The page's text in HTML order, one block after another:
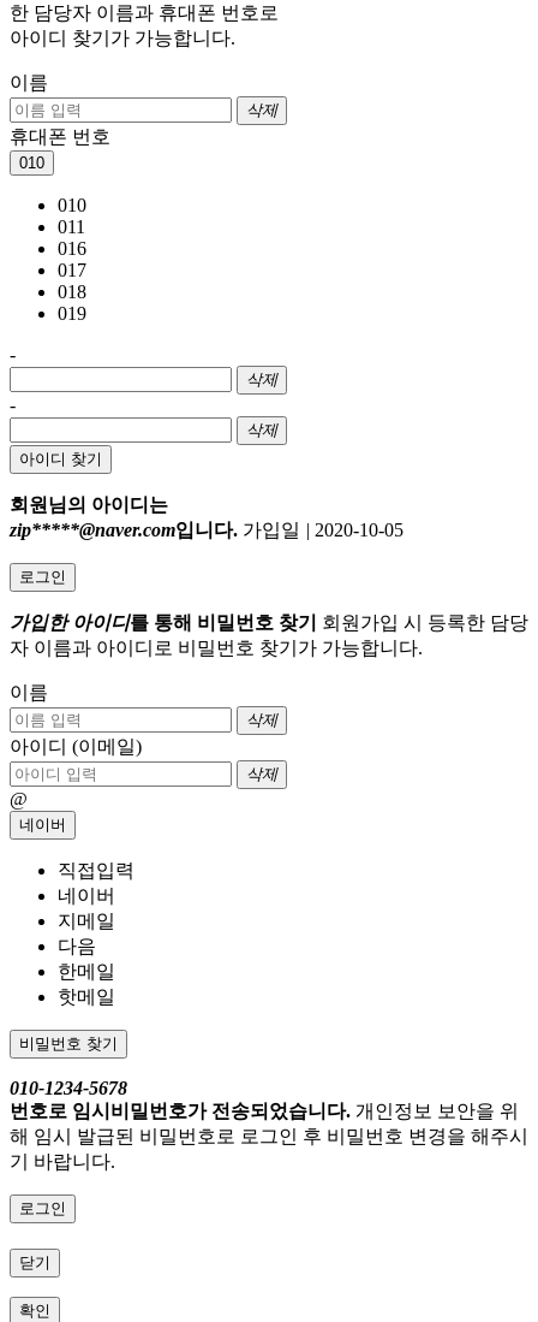
한 담당자 이름과 휴대폰 번호로
아이디 찾기가 가능합니다.
이름
삭제
휴대폰 번호
010
010
011
016
017
018
019
-
삭제
-
삭제
아이디 찾기
회원님의 아이디는
zip*****@naver.com입니다. 가입일 | 2020-10-05
로그인
가입한 아이디를 통해 비밀번호 찾기
회원가입 시 등록한 담당
자 이름과 아이디로 비밀번호 찾기가 가능합니다.
이름
삭제
아이디 (이메일)
삭제
@
네이버
직접입력
네이버
지메일
다음
한메일
핫메일
비밀번호 찾기
010-1234-5678
번호로 임시비밀번호가 전송되었습니다. 개인정보 보안을 위
해 임시 발급된 비밀번호로 로그인 후 비밀번호 변경을 해주시
기 바랍니다.
로그인
닫기
확인